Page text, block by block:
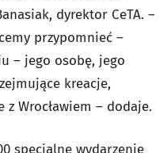
dyrektor CeTA. –
przypomnieć –
– jego osobę, jego
kreacje,
z Wrocławiem – dodaje.
specjalne wydarzenie